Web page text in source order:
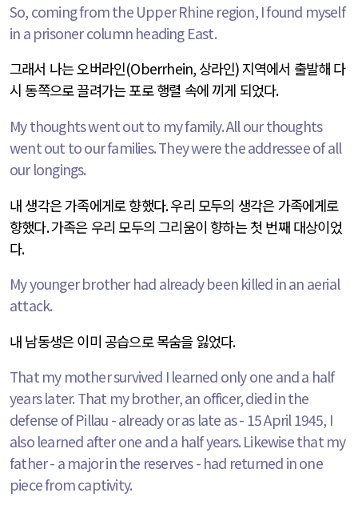
So, coming from the Upper Rhine region, I found myself
in a prisoner column heading East.
그래서 나는 오버라인(Oberrhein, 상라인) 지역에서 출발해 다
시 동쪽으로 끌려가는 포로 행렬 속에 끼게 되었다.
My thoughts went out to my family. All our thoughts
went out to our families. They were the addressee of all
our longings.
내 생각은 가족에게로 향했다.우리 모두의 생각은 가족에게로
향했다.가족은 우리 모두의 그리움이 향하는 첫 번째 대상이었
다.
My younger brother had already been killed in an aerial
attack.
내 남동생은 이미 공습으로 목숨을 잃었다.
That my mother survived I learned only one and a half
years later. That my brother, an officer, died in the
defense of Pillau - already or as late as - 15 April 1945, I
also learned after one and a half years. Likewise that my
father - a major in the reserves - had returned in one
piece from captivity.